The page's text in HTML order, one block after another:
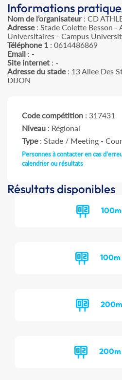
Informations
Nom de l’organisateur: CD
Adresse: Stade Colette Besson -
Universitaires - Campus
Téléphone 1 : 0614486869
Email : -
Site internet : -
Adresse du stade: 13 Allee Des
DIJON
Code compétition : 317431
Niveau : Régional
Type: Stade / Meeting -
Personnes à contacter en cas
calendrier ou résultats
Résultats disponibles
100m
200m